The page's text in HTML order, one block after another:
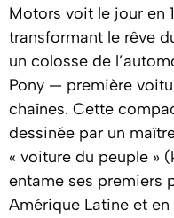
Motors voit le jour en
transformant le rêve
un colosse de
Pony — première
chaînes. Cette
dessinée par un
« voiture du peuple »
entame ses premiers
Amérique Latine et